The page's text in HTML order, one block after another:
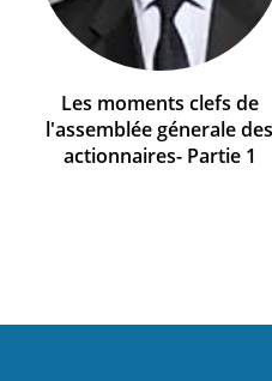
Les moments clefs de
l'assemblée génerale des
actionnaires- Partie 1